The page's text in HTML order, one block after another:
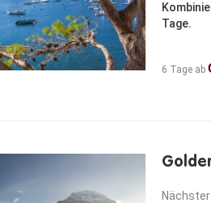
Tage.
6 Tage ab